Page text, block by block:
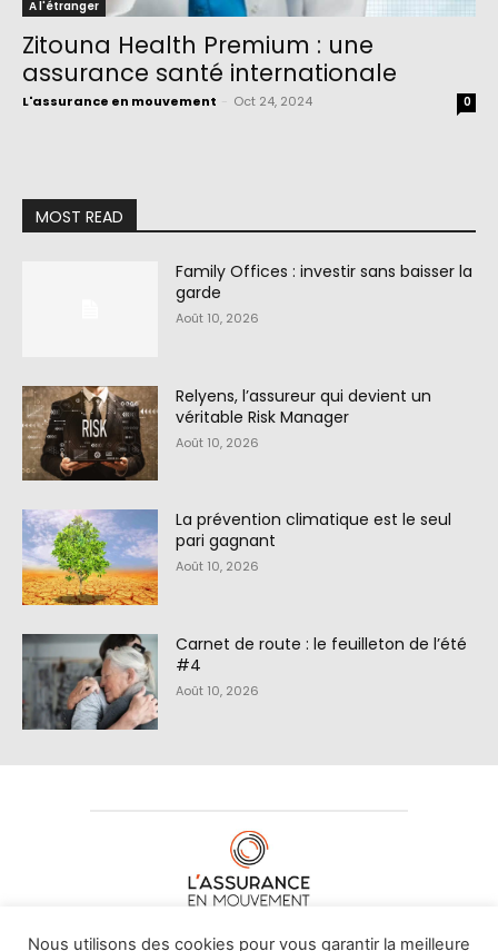
A l'étranger
Zitouna Health Premium : une
assurance santé internationale
L'assurance en mouvement Oct 24, 2024 0
MOST READ
Family Offices : investir sans baisser la
garde
Août 10, 2026
Relyens, l’assureur qui devient un
véritable Risk Manager
Août 10, 2026
La prévention climatique est le seul
pari gagnant
Août 10, 2026
Carnet de route : le feuilleton de l’été
#4
Août 10, 2026
À PROPOS DE NOUS•CONTACT
Nous utilisons des cookies pour vous garantir la meilleure